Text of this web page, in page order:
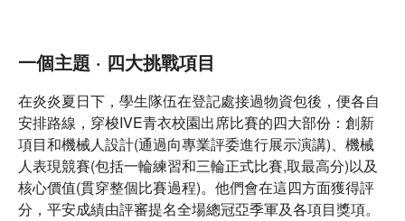
一個主題 · 四大挑戰項目
在炎炎夏日下，學生隊伍在登記處接過物資包後，便各自
安排路線，穿梭IVE青衣校園出席比賽的四大部份：創新
項目和機械人設計(通過向專業評委進行展示演講)、機械
人表現競賽(包括一輪練習和三輪正式比賽,取最高分)以及
核心價值(貫穿整個比賽過程)。他們會在這四方面獲得評
分，平安成績由評審提名全場總冠亞季軍及各項目獎項。